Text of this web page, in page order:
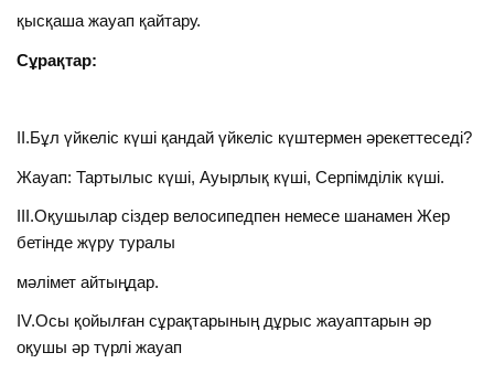
қысқаша жауап қайтару.
Сұрақтар:
ІІ.Бұл үйкеліс күші қандай үйкеліс күштермен әрекеттеседі?
Жауап: Тартылыс күші, Ауырлық күші, Серпімділік күші.
ІІІ.Оқушылар сіздер велосипедпен немесе шанамен Жер
бетінде жүру туралы
мәлімет айтыңдар.
IV.Осы қойылған сұрақтарының дұрыс жауаптарын әр
оқушы әр түрлі жауап